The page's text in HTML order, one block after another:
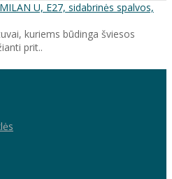
U, E27, sidabrinės spalvos,
kuriems būdinga šviesos
prit..